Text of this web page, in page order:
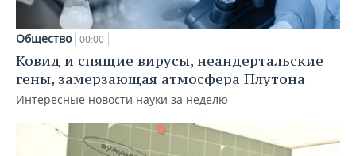
Общество 00:00
Ковид и спящие вирусы, неандертальские
гены, замерзающая атмосфера Плутона
Интересные новости науки за неделю